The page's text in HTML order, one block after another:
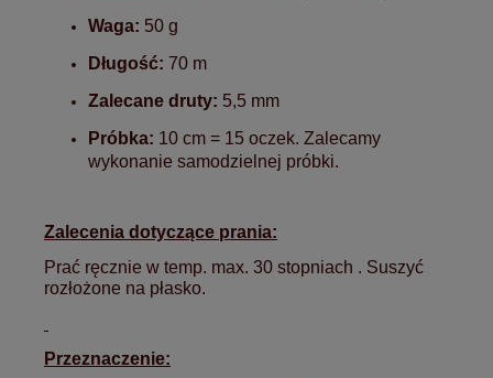
Waga: 50 g
Długość: 70 m
Zalecane druty: 5,5 mm
Próbka: 10 cm = 15 oczek. Zalecamy
wykonanie samodzielnej próbki.
Zalecenia dotyczące prania:
Prać ręcznie w temp. max. 30 stopniach . Suszyć
rozłożone na płasko.
Przeznaczenie: